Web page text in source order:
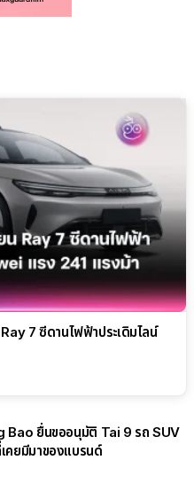
7 ซีดานไฟฟ้าประเดิมไลน์
Bao ยื่นขออนุมัติ Tai 9 รถ SUV
คยมีมาของแบรนด์